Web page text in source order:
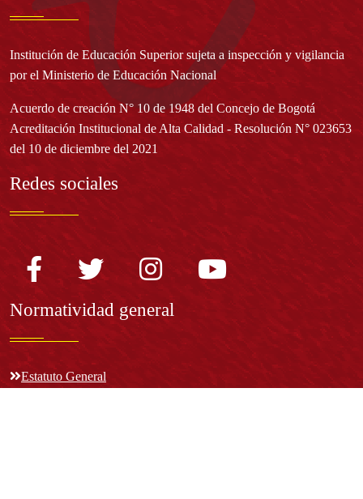
Institución de Educación Superior sujeta a inspección y vigilancia
por el Ministerio de Educación Nacional
Acuerdo de creación N° 10 de 1948 del Concejo de Bogotá
Acreditación Institucional de Alta Calidad - Resolución N° 023653
del 10 de diciembre del 2021
Redes sociales
Normatividad general
Estatuto General